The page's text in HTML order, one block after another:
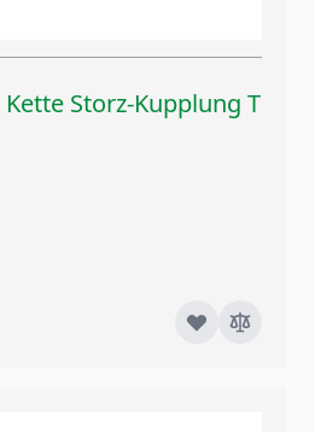
Storz-Kupplung T